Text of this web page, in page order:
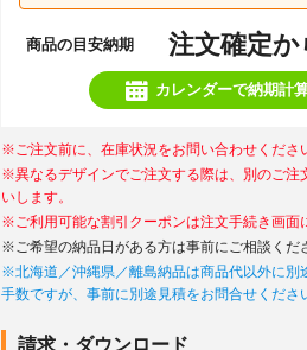
商品の目安納期 注文確定か
カレンダーで納期計
※ご注文前に、在庫状況をお問い合わせくださ
※異なるデザインでご注文する際は、別のご注
いします。
※ご利用可能な割引クーポンは注文手続き画面
※ご希望の納品日がある方は事前にご相談くだ
※北海道／沖縄県／離島納品は商品代以外に別
手数ですが、事前に別途見積をお問合せくださ
請求・ダウンロード